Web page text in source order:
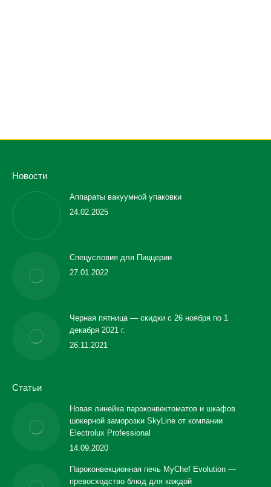
Новости
Аппараты вакуумной упаковки
24.02.2025
Спецусловия для Пиццерии
27.01.2022
Черная пятница — скидки с 26 ноября по 1
декабря 2021 г.
26.11.2021
Статьи
Новая линейка пароконвектоматов и шкафов
шокерной заморозки SkyLine от компании
Electrolux Professional
14.09.2020
Пароконвекционная печь MyChef Evolution —
превосходство блюд для каждой